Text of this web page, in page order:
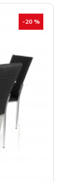
İNDIRIM
-20 %